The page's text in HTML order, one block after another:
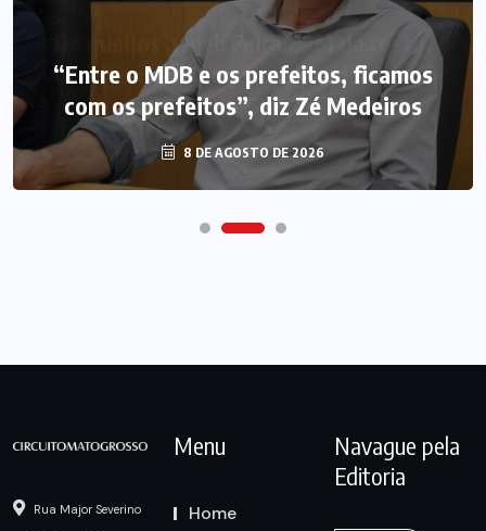
“Entre o MDB e os prefeitos, ficamos
com os prefeitos”, diz Zé Medeiros
8 DE AGOSTO DE 2026
Rua Major Severino
Menu
Home
Navague pela
Editoria